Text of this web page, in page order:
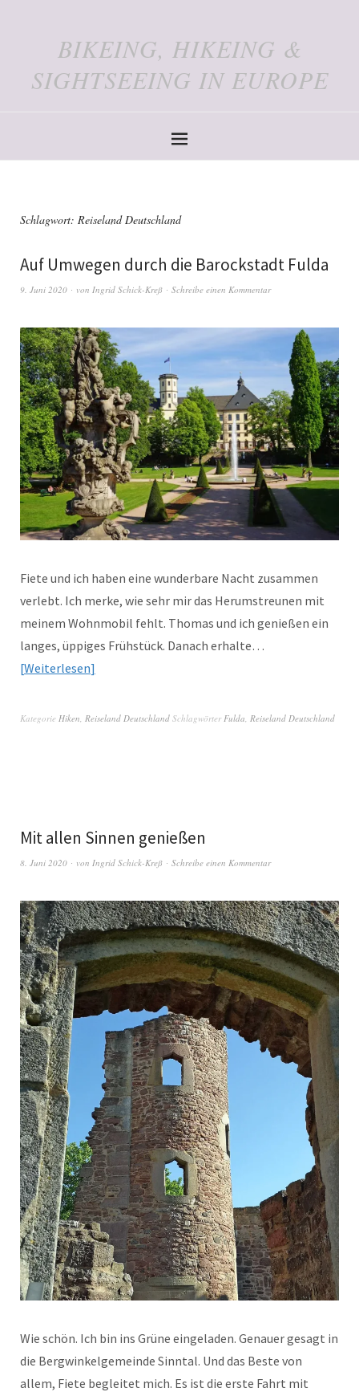
BIKEING, HIKEING &
SIGHTSEEING IN EUROPE
Schlagwort: Reiseland Deutschland
Auf Umwegen durch die Barockstadt Fulda
9. Juni 2020 von Ingrid Schick-Kreß Schreibe einen Kommentar
Fiete und ich haben eine wunderbare Nacht zusammen
verlebt. Ich merke, wie sehr mir das Herumstreunen mit
meinem Wohnmobil fehlt. Thomas und ich genießen ein
langes, üppiges Frühstück. Danach erhalte…
Weiterlesen
Kategorie Hiken, Reiseland Deutschland SchlagwörterFulda, Reiseland Deutschland
Mit allen Sinnen genießen
8. Juni 2020 von Ingrid Schick-Kreß Schreibe einen Kommentar
Wie schön. Ich bin ins Grüne eingeladen. Genauer gesagt in
die Bergwinkelgemeinde Sinntal. Und das Beste von
allem, Fiete begleitet mich. Es ist die erste Fahrt mit